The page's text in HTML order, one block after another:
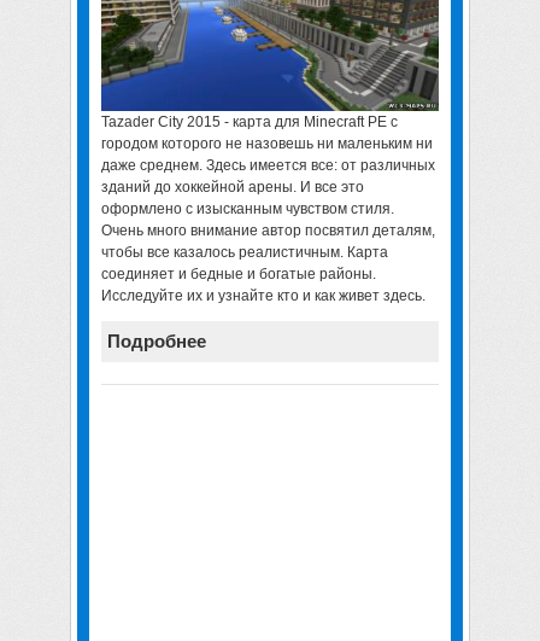
Tazader City 2015 - карта для Minecraft PE с
городом которого не назовешь ни маленьким ни
даже среднем. Здесь имеется все: от различных
зданий до хоккейной арены. И все это
оформлено с изысканным чувством стиля.
Очень много внимание автор посвятил деталям,
чтобы все казалось реалистичным. Карта
соединяет и бедные и богатые районы.
Исследуйте их и узнайте кто и как живет здесь.
Подробнее